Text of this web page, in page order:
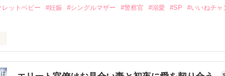
レットベビー #妊娠 #シングルマザー #警察官 #溺愛 #SP #いいねチャ